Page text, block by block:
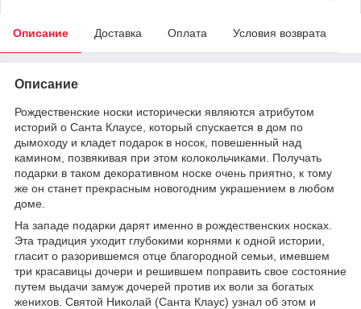
Описание Доставка Оплата Условия возврата
Описание
Рождественские носки исторически являются атрибутом
историй о Санта Клаусе, который спускается в дом по
дымоходу и кладет подарок в носок, повешенный над
камином, позвякивая при этом колокольчиками. Получать
подарки в таком декоративном носке очень приятно, к тому
же он станет прекрасным новогодним украшением в любом
доме.
На западе подарки дарят именно в рождественских носках.
Эта традиция уходит глубокими корнями к одной истории,
гласит о разорившемся отце благородной семьи, имевшем
три красавицы дочери и решившем поправить свое состояние
путем выдачи замуж дочерей против их воли за богатых
женихов. Святой Николай (Санта Клаус) узнал об этом и